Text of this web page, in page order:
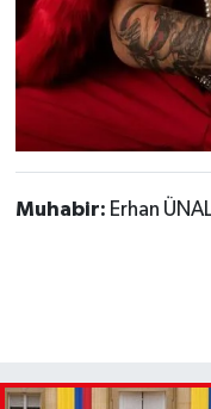
Muhabir: Erhan ÜNAL